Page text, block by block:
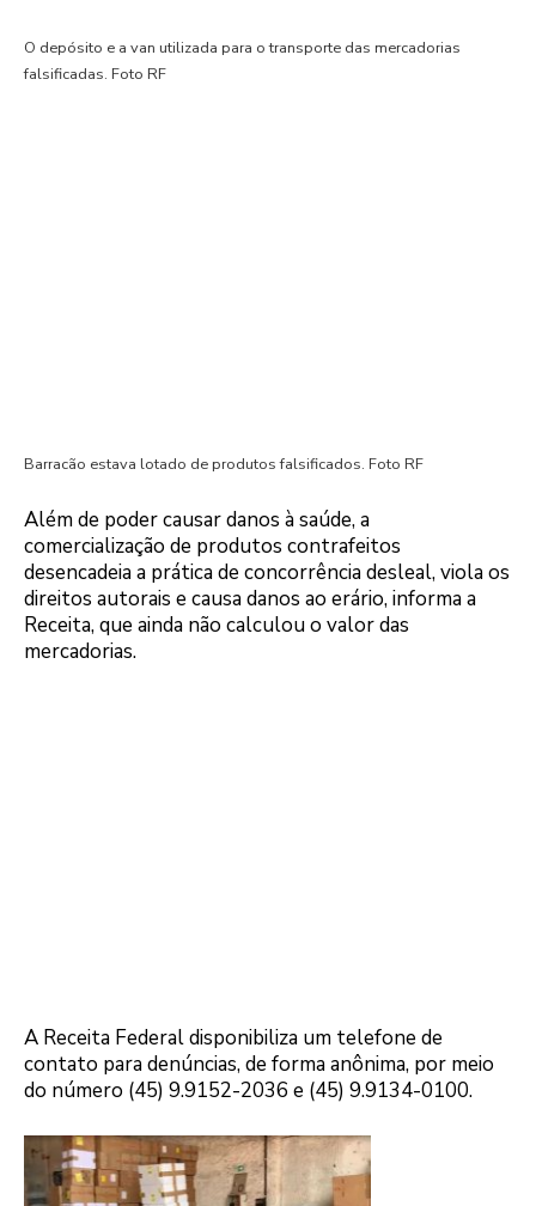
O depósito e a van utilizada para o transporte das mercadorias
falsificadas. Foto RF
Barracão estava lotado de produtos falsificados. Foto RF
Além de poder causar danos à saúde, a
comercialização de produtos contrafeitos
desencadeia a prática de concorrência desleal, viola os
direitos autorais e causa danos ao erário, informa a
Receita, que ainda não calculou o valor das
mercadorias.
A Receita Federal disponibiliza um telefone de
contato para denúncias, de forma anônima, por meio
do número (45) 9.9152-2036 e (45) 9.9134-0100.